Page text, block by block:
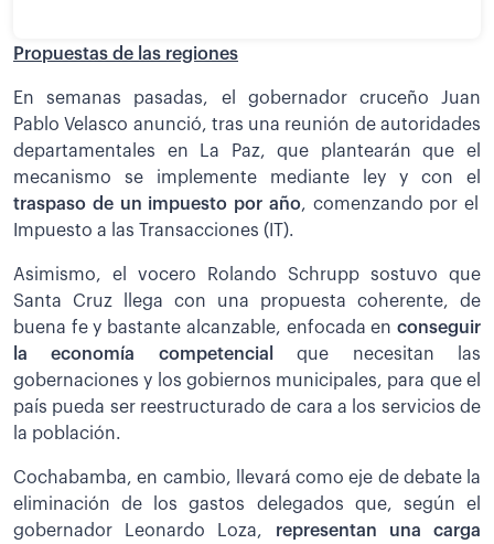
Propuestas de las regiones
En semanas pasadas, el gobernador cruceño Juan
Pablo Velasco anunció, tras una reunión de autoridades
departamentales en La Paz, que plantearán que el
mecanismo se implemente mediante ley y con el
traspaso de un impuesto por año, comenzando por el
Impuesto a las Transacciones (IT).
Asimismo, el vocero Rolando Schrupp sostuvo que
Santa Cruz llega con una propuesta coherente, de
buena fe y bastante alcanzable, enfocada en conseguir
la economía competencialque necesitan las
gobernaciones y los gobiernos municipales, para que el
país pueda ser reestructurado de cara a los servicios de
la población.
Cochabamba, en cambio, llevará como eje de debate la
eliminación de los gastos delegados que, según el
gobernador Leonardo Loza, representan una carga